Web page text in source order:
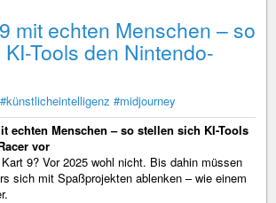
mit echten Menschen – so
Tools den Nintendo-
#künstlicheintelligenz #midjourney
echten Menschen – so stellen sich KI-Tools
vor
9? Vor 2025 wohl nicht. Bis dahin müssen
sich mit Spaßprojekten ablenken – wie einem